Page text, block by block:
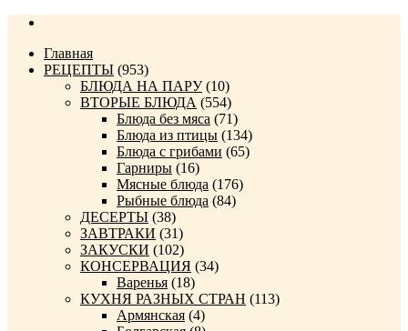
Главная
РЕЦЕПТЫ (953)
БЛЮДА НА ПАРУ(10)
ВТОРЫЕ БЛЮДА (554)
Блюда без мяса (71)
Блюда из птицы (134)
Блюда с грибами (65)
Гарниры (16)
Мясные блюда (176)
Рыбные блюда (84)
ДЕСЕРТЫ (38)
ЗАВТРАКИ (31)
ЗАКУСКИ (102)
КОНСЕРВАЦИЯ (34)
Варенья (18)
КУХНЯ РАЗНЫХ СТРАН (113)
Армянская (4)